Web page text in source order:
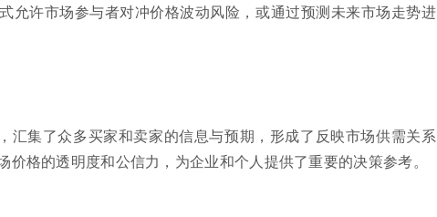
允许市场参与者对冲价格波动风险，或通过预测未来市场走势进
汇集了众多买家和卖家的信息与预期，形成了反映市场供需关系
格的透明度和公信力，为企业和个人提供了重要的决策参考。